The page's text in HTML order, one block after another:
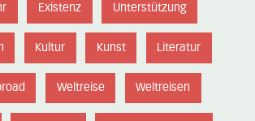
Existenz Unterstützung
Kultur Kunst Literatur
Weltreise Weltreisen